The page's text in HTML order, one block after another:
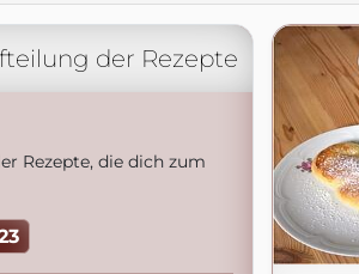
der Rezepte
Rezepte, die dich zum